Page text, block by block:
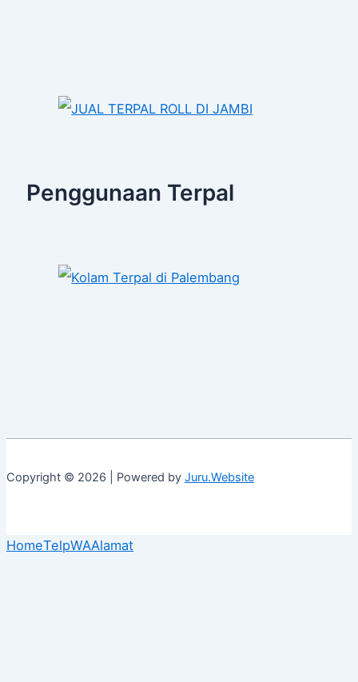
Penggunaan Terpal
Copyright © 2026 | Powered by Juru.Website
HomeTelpWAAlamat